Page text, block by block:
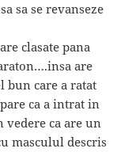
sa se revanseze
clasate pana
are
bun care a ratat
ca a intrat in
vedere ca are un
masculul descris